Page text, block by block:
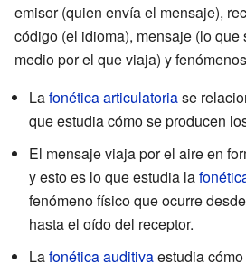
emisor (quien envía el mensaje),
código (el idioma), mensaje (lo que
medio por el que viaja) y
Lafonética articulatoriase
que estudia cómo se producen
El mensaje viaja por el aire en
y esto es lo que estudia la
fenómeno físico que ocurre
hasta el oído del receptor.
Lafonética auditivaestudia